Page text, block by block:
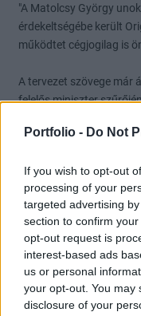
Portfolio - Do Not
If you wish to opt-out
processing of your
targeted advertising
section to confirm
opt-out request is
interest-based ads
us or personal
your opt-out. You may
disclosure of your
"A Matolcsy György
érdekeltségébe került
működtet cégjogilag is
A tervezet szövege már
felelős miniszter
0 0
elemes
Előzmény:#1
miért előnyösebb, ha az
között üzletel?
0 0
Pajtika